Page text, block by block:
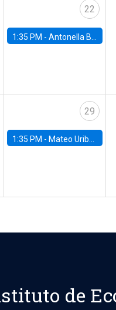
22
1:35 PM -Antonella Bancalari, Institute for Fiscal Studies (IFS) and Research Associate at University College London (UCL)
29
1:35 PM - Mateo Uribe-Castro, Universidad de los Andes (Colombia)
de